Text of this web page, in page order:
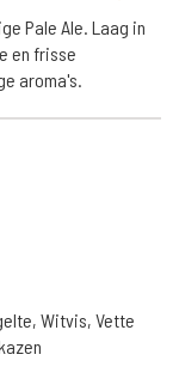
Pale Ale. Laag in
en frisse
aroma's.
Witvis, Vette